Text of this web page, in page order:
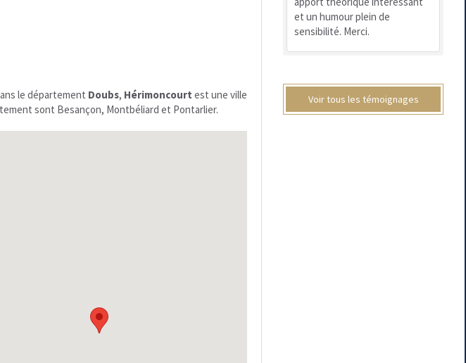
le département Doubs, Hérimoncourt est une ville
sont Besançon, Montbéliard et Pontarlier.
et un humour plein de
sensibilité. Merci.
Voir tous les témoignages